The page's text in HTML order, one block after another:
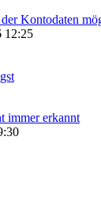
Kontodaten
12:25
immer erkannt